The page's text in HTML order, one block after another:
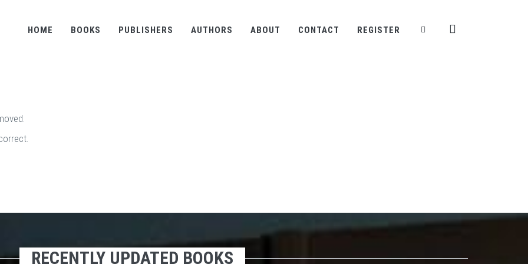
HOME BOOKS PUBLISHERS AUTHORS ABOUT CONTACT REGISTER
RECENTLY UPDATED BOOKS